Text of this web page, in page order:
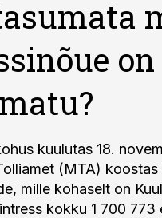
kuulutas 18.
(MTA)
mille kohaselt on
kokku 1 700 773